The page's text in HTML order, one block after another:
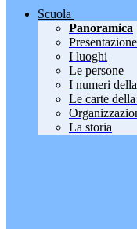
Scuola
Panoramica
Presentazione
I luoghi
Le persone
I numeri
Le carte
La storia